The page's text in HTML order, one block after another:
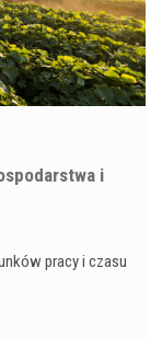
i
pracy i czasu